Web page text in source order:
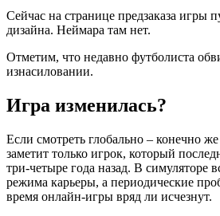
Сейчас на странице предзаказа игры
дизайна. Неймара там нет.
Отметим, что недавно футболиста
изнасиловании.
Игра изменилась?
Если смотреть глобально – конечно
заметит только игрок, который
три-четыре года назад. В симуляторе
режима карьеры, а периодические
время онлайн-игры вряд ли исчезнут.